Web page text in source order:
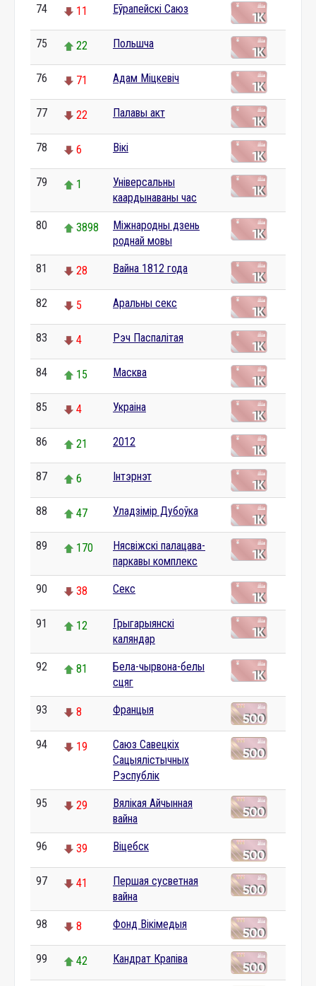
74 11 Еўрапейскі Саюз
75 22 Польшча
76 71 Адам Міцкевіч
77 22 Палавы акт
78 6 Вікі
79 1
Універсальны
каардынаваны час
80 3898
Міжнародны дзень
роднай мовы
81 28 Вайна 1812 года
82 5 Аральны секс
83 4 Рэч Паспалітая
84 15 Масква
85 4 Украіна
86 21 2012
87 6 Інтэрнэт
88 47 Уладзімір Дубоўка
89 170
Нясвіжскі палацава-
паркавы комплекс
90 38 Секс
91 12
Грыгарыянскі
каляндар
92 81
Бела-чырвона-белы
сцяг
93 8 Францыя
94 19
Саюз Савецкіх
Сацыялістычных
Рэспублік
95 29
Вялікая Айчынная
вайна
96 39 Віцебск
97 41
Першая сусветная
вайна
98 8 Фонд Вікімедыя
99 42 Кандрат Крапіва